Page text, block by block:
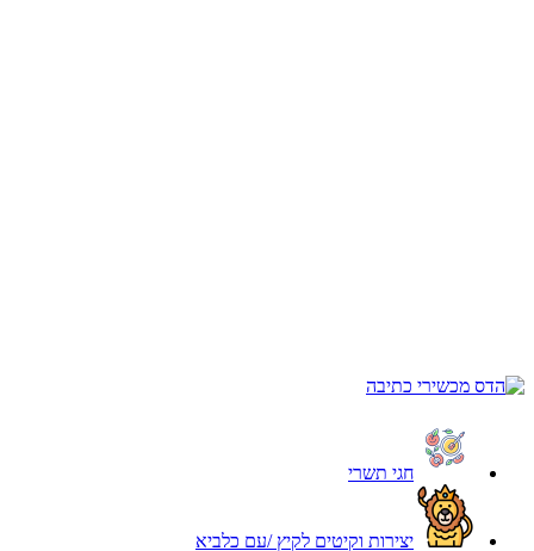
חגי תשרי
יצירות וקיטים לקיץ /עם כלביא